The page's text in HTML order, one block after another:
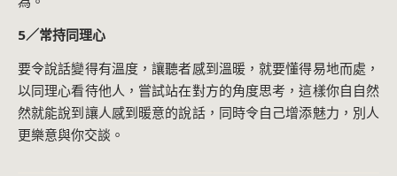
5／常持同理心
要令說話變得有溫度，讓聽者感到溫暖，就要懂得易地而處，
以同理心看待他人，嘗試站在對方的角度思考，這樣你自自然
然就能說到讓人感到暖意的說話，同時令自己增添魅力，別人
更樂意與你交談。